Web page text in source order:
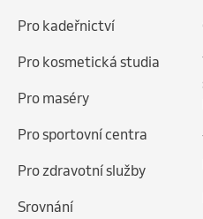
Pro kadeřnictví
Pro kosmetická studia
Pro maséry
Pro sportovní centra
Pro zdravotní služby
Srovnání